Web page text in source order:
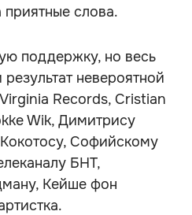
приятные слова.
поддержку, но весь
невероятной
Records, Cristian
Wik, Димитрису
Софийскому
БНТ,
Кейше фон